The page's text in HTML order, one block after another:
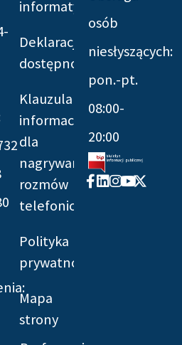
informatyczna
Deklaracja
dostępności
Klauzula
informacyjna
dla
nagrywania
rozmów
telefonicznych
Polityka
prywatności
Mapa
strony
osób
niesłyszących:
pon.-pt.
08:00-
20:00
Facebook-
f
Linkedin
Instagram
Youtube
X-